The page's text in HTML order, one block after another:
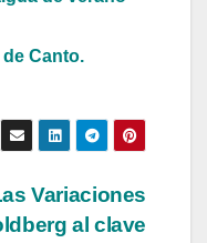
Canto.
Variaciones
al clave